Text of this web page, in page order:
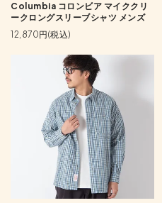
Columbia コロンビア マイククリ
ークロングスリーブシャツ メンズ
12,870円(税込)